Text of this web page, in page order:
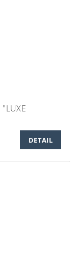
"LUXE
DETAIL